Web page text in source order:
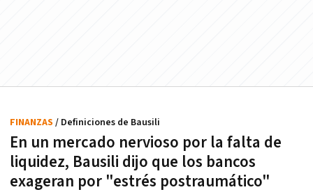
En un mercado nervioso por la falta de
liquidez, Bausili dijo que los bancos
exageran por "estrés postraumático"
FINANZAS / Definiciones de Bausili